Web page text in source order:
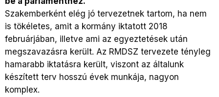
Szakemberként elég jó tervezetnek tartom, ha nem
is tökéletes, amit a kormány iktatott 2018
februárjában, illetve ami az egyeztetések után
megszavazásra került. Az RMDSZ tervezete tényleg
hamarabb iktatásra került, viszont az általunk
készített terv hosszú évek munkája, nagyon
komplex.